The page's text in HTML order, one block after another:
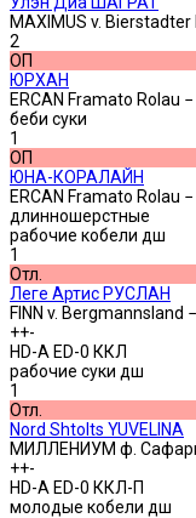
MAXIMUS v.
2
ОП
ЮРХАН
ERCAN Framato Rolau
беби суки
1
ОП
ЮНА-КОРАЛАЙН
ERCAN Framato Rolau
длинношерстные
рабочие кобели дш
1
Отл.
Леге Артис РУСЛАН
FINN v.
++-
HD-A ED-0 ККЛ
рабочие суки дш
1
Отл.
Nord Shtolts YUVELINA
МИЛЛЕНИУМ ф.
++-
HD-A ED-0 ККЛ-П
молодые кобели дш